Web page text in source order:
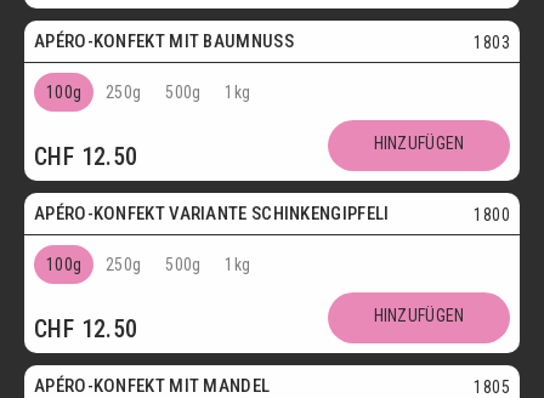
Vegetarisch
APÉRO-KONFEKT MIT BAUMNUSS 1803
100g 250g 500g 1kg
CHF 12.50 HINZUFÜGEN
APÉRO-KONFEKT VARIANTE SCHINKENGIPFELI 1800
100g 250g 500g 1kg
CHF 12.50 HINZUFÜGEN
Vegetarisch
APÉRO-KONFEKT MIT MANDEL 1805